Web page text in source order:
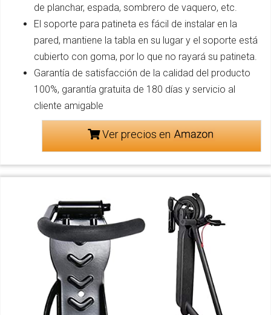
de planchar, espada, sombrero de vaquero, etc.
El soporte para patineta es fácil de instalar en la
pared, mantiene la tabla en su lugar y el soporte está
cubierto con goma, por lo que no rayará su patineta.
Garantía de satisfacción de la calidad del producto
100%, garantía gratuita de 180 días y servicio al
cliente amigable
Ver precios en